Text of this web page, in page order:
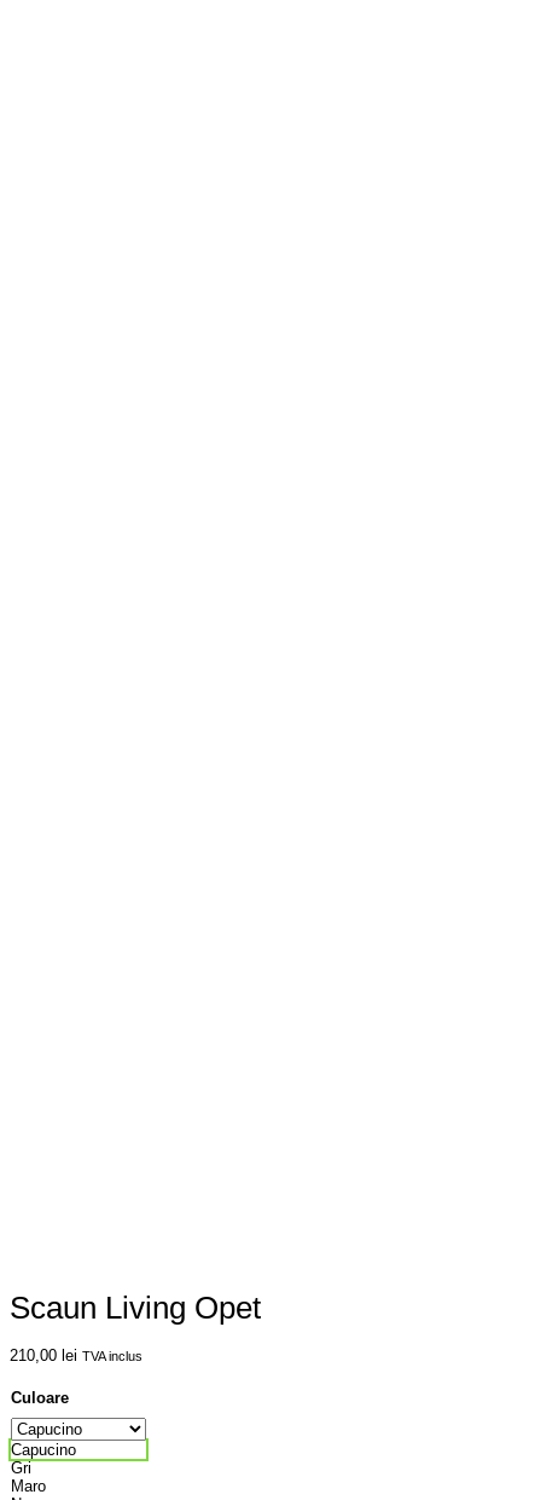
Scaun Living Opet
210,00 lei TVA inclus
Culoare
Capucino
Gri
Maro